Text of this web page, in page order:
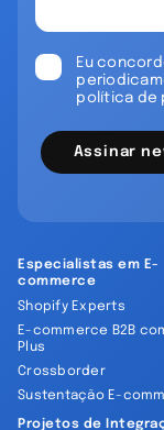
Eu
política de
Assinar
Especialistas em E-
commerce
Shopify Experts
E-commerce B2B
Plus
Crossborder
Sustentação E-
Projetos de